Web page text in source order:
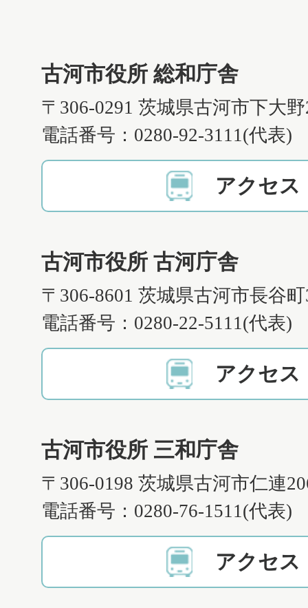
古河市役所 総和庁舎
〒306-0291 茨城県古河市下大
電話番号：0280-92-3111(代表)
アクセス
古河市役所 古河庁舎
〒306-8601 茨城県古河市長谷
電話番号：0280-22-5111(代表)
アクセス
古河市役所 三和庁舎
〒306-0198 茨城県古河市仁連
電話番号：0280-76-1511(代表)
アクセス